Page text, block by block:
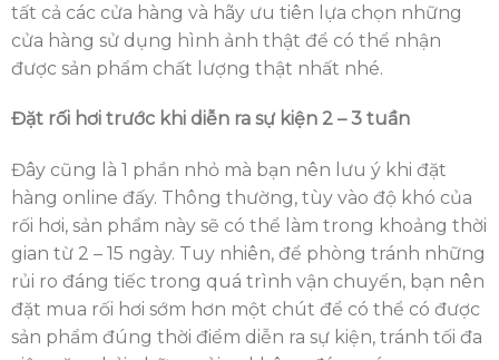
tất cả các cửa hàng và hãy ưu tiên lựa chọn những
cửa hàng sử dụng hình ảnh thật để có thể nhận
được sản phẩm chất lượng thật nhất nhé.
Đặt rối hơi trước khi diễn ra sự kiện 2 – 3 tuần
Đây cũng là 1 phần nhỏ mà bạn nên lưu ý khi đặt
hàng online đấy. Thông thường, tùy vào độ khó của
rối hơi, sản phẩm này sẽ có thể làm trong khoảng thời
gian từ 2 – 15 ngày. Tuy nhiên, để phòng tránh những
rủi ro đáng tiếc trong quá trình vận chuyển, bạn nên
đặt mua rối hơi sớm hơn một chút để có thể có được
sản phẩm đúng thời điểm diễn ra sự kiện, tránh tối đa